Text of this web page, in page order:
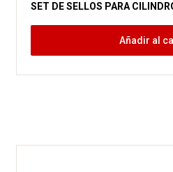
SET DE SELLOS PARA
Añadir al